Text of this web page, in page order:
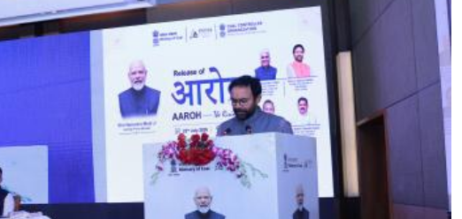
141.64 किलोबाइट (10/06/2026)
भारत के ऊर्जा बाज़ारों को सशक्त बनाना: विकसित भारत के लिए
150.81 किलोबाइट (09/06/2026)
कोयला मंत्रालय ने नई दिल्ली में सरफेस कोल/लिग्नाइट
गैसीफिकेशन प्रोजेक्ट्स को बढ़ावा देने की योजना पर रोड शो
आयोजित किया।
272.95 किलोबाइट (28/05/2026)